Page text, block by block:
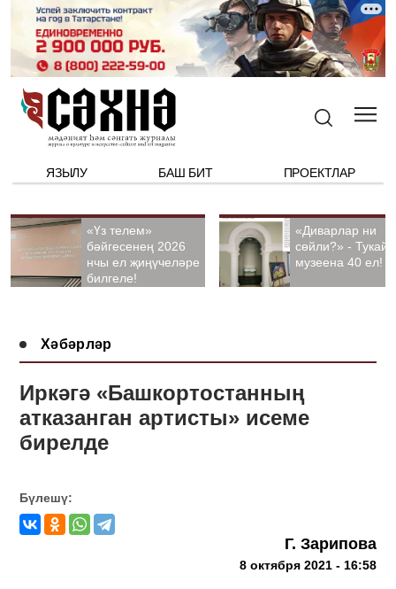
ЯЗЫЛУ БАШ БИТ ПРОЕКТЛАР
«Үз телем»
бәйгесенең 2026
нчы ел җиңүчеләре
билгеле!
«Диварлар ни
сөйли?» - Тукай
музеена 40 ел!
Хәбәрләр
Иркәгә «Башкортостанның
атказанган артисты» исеме
бирелде
Бүлешү:
Г. Зарипова
8 октября 2021 - 16:58